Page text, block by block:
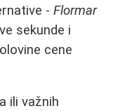
- Flormar
sekunde i
cene
ili važnih